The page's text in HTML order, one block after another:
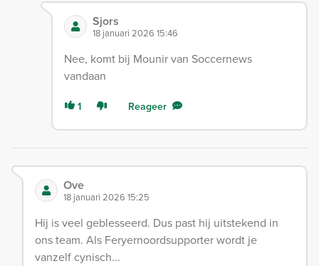
Sjors
18 januari 2026 15:46
Nee, komt bij Mounir van Soccernews
vandaan
1 Reageer
Ove
18 januari 2026 15:25
Hij is veel geblesseerd. Dus past hij uitstekend in
ons team. Als Feryernoordsupporter wordt je
vanzelf cynisch...